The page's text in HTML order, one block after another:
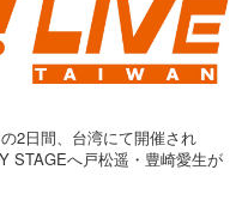
2日間、台湾にて開催され
STAGEへ戸松遥・豊崎愛生が